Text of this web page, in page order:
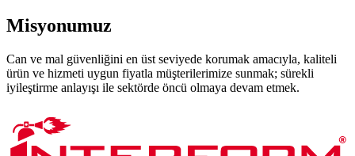
Misyonumuz
Can ve mal güvenliğini en üst seviyede korumak amacıyla, kaliteli
ürün ve hizmeti uygun fiyatla müşterilerimize sunmak; sürekli
iyileştirme anlayışı ile sektörde öncü olmaya devam etmek.